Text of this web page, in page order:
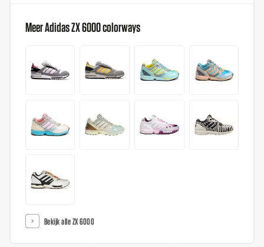
Meer Adidas ZX 6000 colorways
Bekijk alle ZX 6000